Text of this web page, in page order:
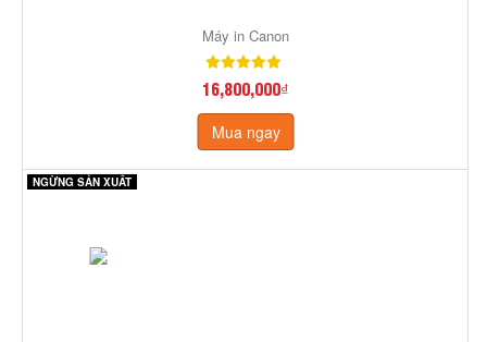
Máy in Canon
16,800,000₫
Mua ngay
NGỪNG SẢN XUẤT